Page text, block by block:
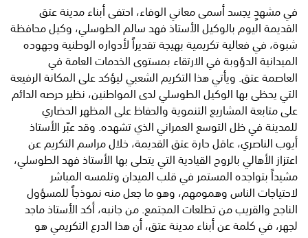
في مشهدٍ يجسد أسمى معاني الوفاء، احتفى أبناء مدينة عتق
القديمة اليوم بالوكيل الأستاذ فهد سالم الطوسلي، وكيل محافظة
شبوة، في فعالية تكريمية بهيجة تقديراً لأدواره الوطنية وجهوده
الميدانية الدؤوبة في الارتقاء بمستوى الخدمات العامة في
العاصمة عتق. ويأتي هذا التكريم الشعبي ليؤكد على المكانة الرفيعة
التي يحظى بها الوكيل الطوسلي لدى المواطنين، نظير حرصه الدائم
على متابعة المشاريع التنموية والحفاظ على المظهر الحضاري
للمدينة في ظل التوسع العمراني الذي تشهده. وقد عبّر الأستاذ
أيوب الناصري، عاقل حارة عتق القديمة، خلال مراسم التكريم عن
اعتزاز الأهالي بالروح القيادية التي يتحلى بها الأستاذ فهد الطوسلي،
مشيداً بتواجده المستمر في قلب الميدان وتلمسه المباشر
لاحتياجات الناس وهمومهم، وهو ما جعل منه نموذجاً للمسؤول
الناجح والقريب من تطلعات المجتمع. من جانبه، أكد الأستاذ ماجد
لجهر، في كلمة عن أبناء مدينة عتق، أن هذا الدرع التكريمي هو